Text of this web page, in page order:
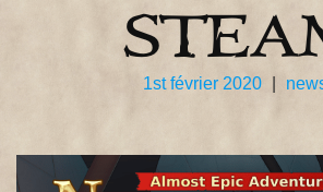
1st février 2020